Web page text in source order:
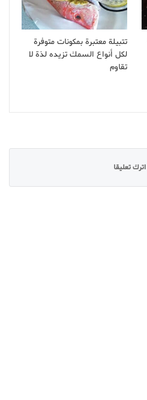
تتبيلة معتبرة بمكونات متوفرة
لكل أنواع السمك تزيده لذة لا
تقاوم
اترك تعليقا